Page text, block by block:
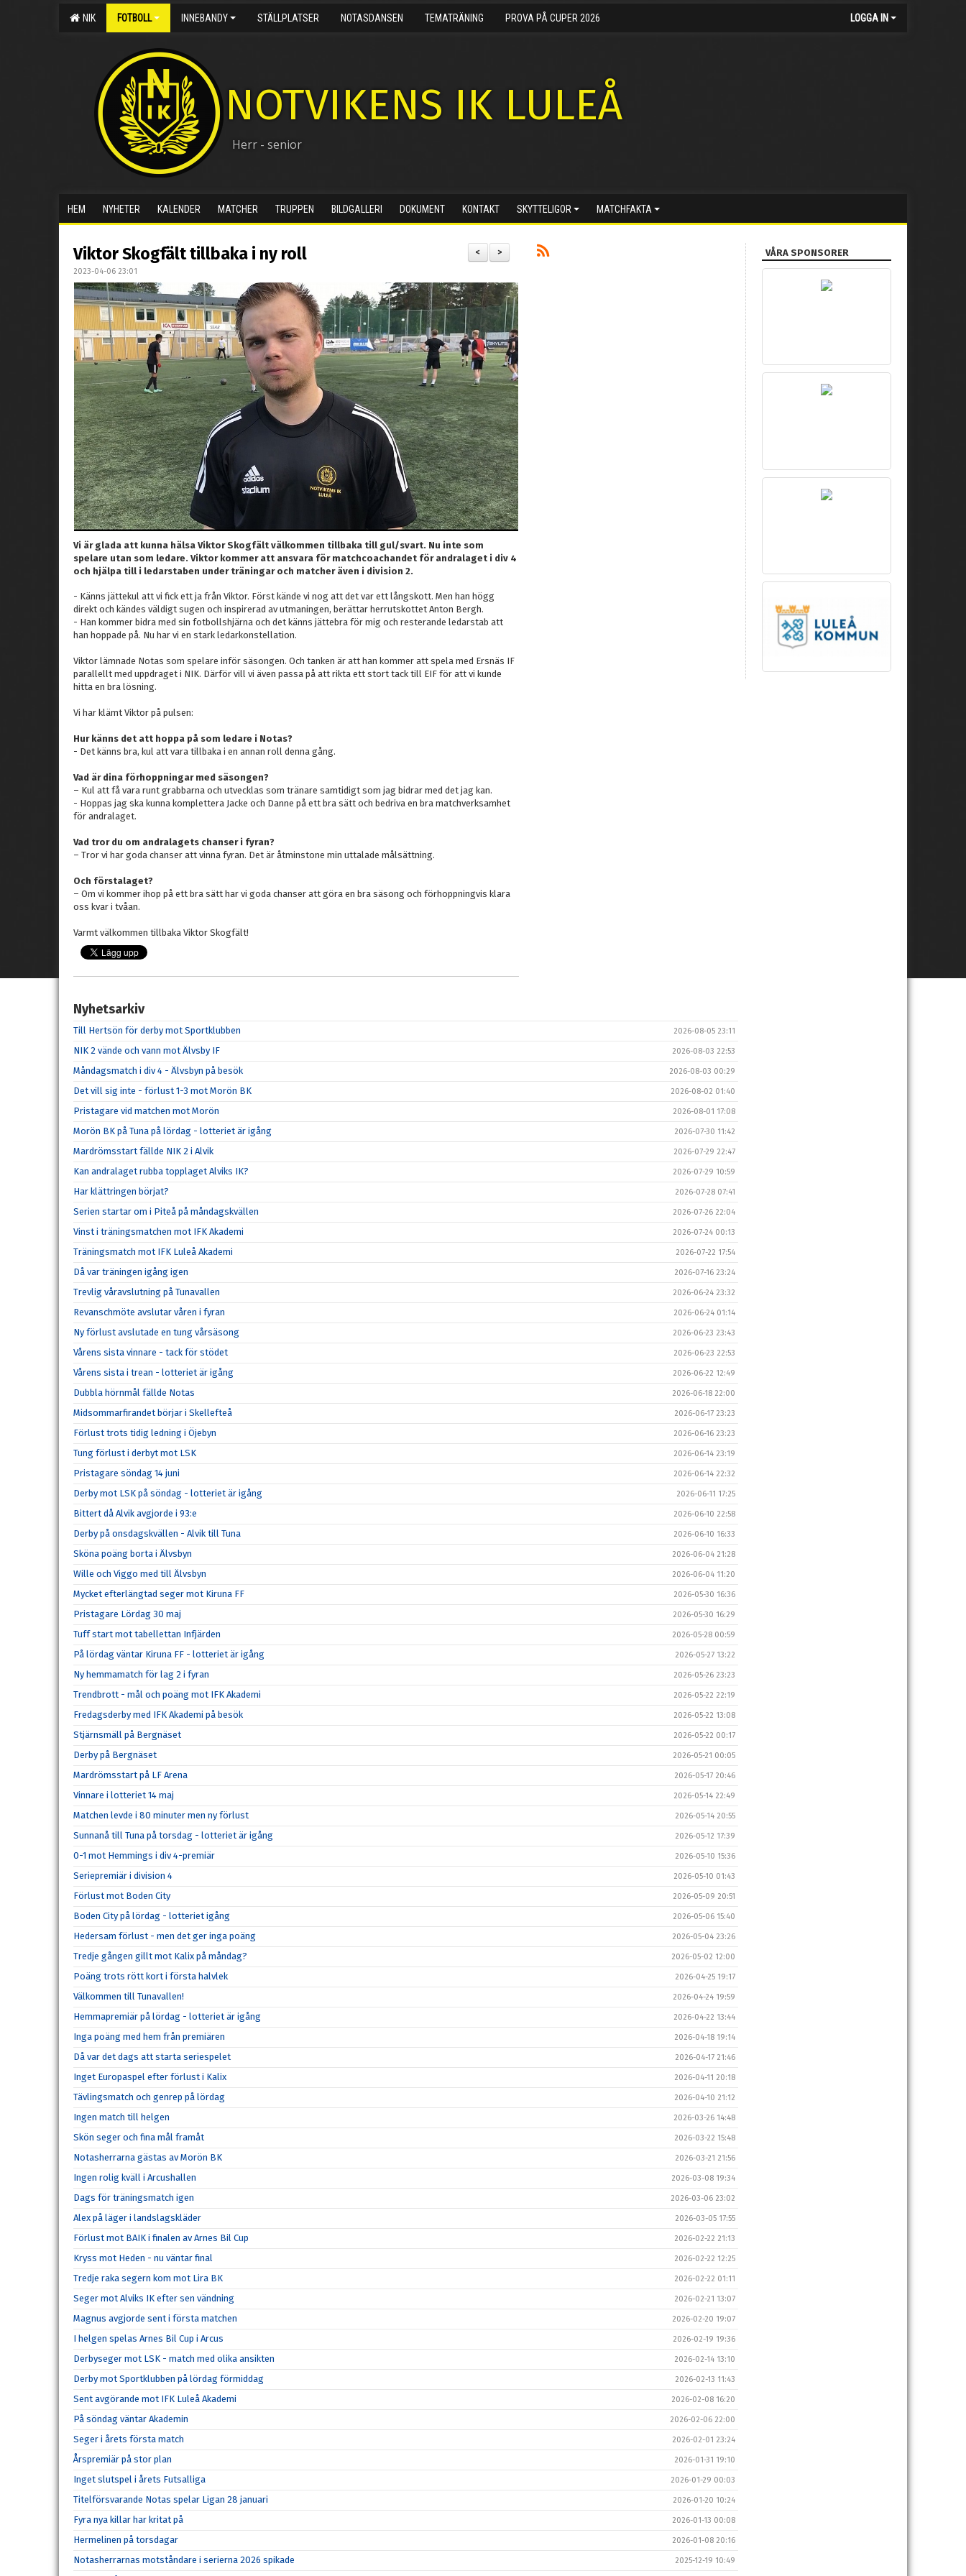
NIK FOTBOLL INNEBANDY STÄLLPLATSER NOTASDANSEN TEMATRÄNING PROVA PÅ CUPER 2026 LOGGA IN
NOTVIKENS IK LULEÅ
Herr - senior
HEM NYHETER KALENDER MATCHER TRUPPEN BILDGALLERI DOKUMENT KONTAKT SKYTTELIGOR MATCHFAKTA
>
<
Viktor Skogfält tillbaka i ny roll
2023-04-06 23:01
Vi är glada att kunna hälsa Viktor Skogfält välkommen tillbaka till gul/svart. Nu inte som
spelare utan som ledare. Viktor kommer att ansvara för matchcoachandet för andralaget i div 4
och hjälpa till i ledarstaben under träningar och matcher även i division 2.
- Känns jättekul att vi fick ett ja från Viktor. Först kände vi nog att det var ett långskott. Men han högg
direkt och kändes väldigt sugen och inspirerad av utmaningen, berättar herrutskottet Anton Bergh.
- Han kommer bidra med sin fotbollshjärna och det känns jättebra för mig och resterande ledarstab att
han hoppade på. Nu har vi en stark ledarkonstellation.
Viktor lämnade Notas som spelare inför säsongen. Och tanken är att han kommer att spela med Ersnäs IF
parallellt med uppdraget i NIK. Därför vill vi även passa på att rikta ett stort tack till EIF för att vi kunde
hitta en bra lösning.
Vi har klämt Viktor på pulsen:
Hur känns det att hoppa på som ledare i Notas?
- Det känns bra, kul att vara tillbaka i en annan roll denna gång.
Vad är dina förhoppningar med säsongen?
– Kul att få vara runt grabbarna och utvecklas som tränare samtidigt som jag bidrar med det jag kan.
- Hoppas jag ska kunna komplettera Jacke och Danne på ett bra sätt och bedriva en bra matchverksamhet
för andralaget.
Vad tror du om andralagets chanser i fyran?
– Tror vi har goda chanser att vinna fyran. Det är åtminstone min uttalade målsättning.
Och förstalaget?
– Om vi kommer ihop på ett bra sätt har vi goda chanser att göra en bra säsong och förhoppningvis klara
oss kvar i tvåan.
Varmt välkommen tillbaka Viktor Skogfält!
Nyhetsarkiv
Till Hertsön för derby mot Sportklubben 2026-08-05 23:11
NIK 2 vände och vann mot Älvsby IF 2026-08-03 22:53
Måndagsmatch i div 4 - Älvsbyn på besök 2026-08-03 00:29
Det vill sig inte - förlust 1-3 mot Morön BK 2026-08-02 01:40
Pristagare vid matchen mot Morön 2026-08-01 17:08
Morön BK på Tuna på lördag - lotteriet är igång 2026-07-30 11:42
Mardrömsstart fällde NIK 2 i Alvik 2026-07-29 22:47
Kan andralaget rubba topplaget Alviks IK? 2026-07-29 10:59
Har klättringen börjat? 2026-07-28 07:41
Serien startar om i Piteå på måndagskvällen 2026-07-26 22:04
Vinst i träningsmatchen mot IFK Akademi 2026-07-24 00:13
Träningsmatch mot IFK Luleå Akademi 2026-07-22 17:54
Då var träningen igång igen 2026-07-16 23:24
Trevlig våravslutning på Tunavallen 2026-06-24 23:32
Revanschmöte avslutar våren i fyran 2026-06-24 01:14
Ny förlust avslutade en tung vårsäsong 2026-06-23 23:43
Vårens sista vinnare - tack för stödet 2026-06-23 22:53
Vårens sista i trean - lotteriet är igång 2026-06-22 12:49
Dubbla hörnmål fällde Notas 2026-06-18 22:00
Midsommarfirandet börjar i Skellefteå 2026-06-17 23:23
Förlust trots tidig ledning i Öjebyn 2026-06-16 23:23
Tung förlust i derbyt mot LSK 2026-06-14 23:19
Pristagare söndag 14 juni 2026-06-14 22:32
Derby mot LSK på söndag - lotteriet är igång 2026-06-11 17:25
Bittert då Alvik avgjorde i 93:e 2026-06-10 22:58
Derby på onsdagskvällen - Alvik till Tuna 2026-06-10 16:33
Sköna poäng borta i Älvsbyn 2026-06-04 21:28
Wille och Viggo med till Älvsbyn 2026-06-04 11:20
Mycket efterlängtad seger mot Kiruna FF 2026-05-30 16:36
Pristagare Lördag 30 maj 2026-05-30 16:29
Tuff start mot tabellettan Infjärden 2026-05-28 00:59
På lördag väntar Kiruna FF - lotteriet är igång 2026-05-27 13:22
Ny hemmamatch för lag 2 i fyran 2026-05-26 23:23
Trendbrott - mål och poäng mot IFK Akademi 2026-05-22 22:19
Fredagsderby med IFK Akademi på besök 2026-05-22 13:08
Stjärnsmäll på Bergnäset 2026-05-22 00:17
Derby på Bergnäset 2026-05-21 00:05
Mardrömsstart på LF Arena 2026-05-17 20:46
Vinnare i lotteriet 14 maj 2026-05-14 22:49
Matchen levde i 80 minuter men ny förlust 2026-05-14 20:55
Sunnanå till Tuna på torsdag - lotteriet är igång 2026-05-12 17:39
0-1 mot Hemmings i div 4-premiär 2026-05-10 15:36
Seriepremiär i division 4 2026-05-10 01:43
Förlust mot Boden City 2026-05-09 20:51
Boden City på lördag - lotteriet igång 2026-05-06 15:40
Hedersam förlust - men det ger inga poäng 2026-05-04 23:26
Tredje gången gillt mot Kalix på måndag? 2026-05-02 12:00
Poäng trots rött kort i första halvlek 2026-04-25 19:17
Välkommen till Tunavallen! 2026-04-24 19:59
Hemmapremiär på lördag - lotteriet är igång 2026-04-22 13:44
Inga poäng med hem från premiären 2026-04-18 19:14
Då var det dags att starta seriespelet 2026-04-17 21:46
Inget Europaspel efter förlust i Kalix 2026-04-11 20:18
Tävlingsmatch och genrep på lördag 2026-04-10 21:12
Ingen match till helgen 2026-03-26 14:48
Skön seger och fina mål framåt 2026-03-22 15:48
Notasherrarna gästas av Morön BK 2026-03-21 21:56
Ingen rolig kväll i Arcushallen 2026-03-08 19:34
Dags för träningsmatch igen 2026-03-06 23:02
Alex på läger i landslagskläder 2026-03-05 17:55
Förlust mot BAIK i finalen av Arnes Bil Cup 2026-02-22 21:13
Kryss mot Heden - nu väntar final 2026-02-22 12:25
Tredje raka segern kom mot Lira BK 2026-02-22 01:11
Seger mot Alviks IK efter sen vändning 2026-02-21 13:07
Magnus avgjorde sent i första matchen 2026-02-20 19:07
I helgen spelas Arnes Bil Cup i Arcus 2026-02-19 19:36
Derbyseger mot LSK - match med olika ansikten 2026-02-14 13:10
Derby mot Sportklubben på lördag förmiddag 2026-02-13 11:43
Sent avgörande mot IFK Luleå Akademi 2026-02-08 16:20
På söndag väntar Akademin 2026-02-06 22:00
Seger i årets första match 2026-02-01 23:24
Årspremiär på stor plan 2026-01-31 19:10
Inget slutspel i årets Futsalliga 2026-01-29 00:03
Titelförsvarande Notas spelar Ligan 28 januari 2026-01-20 10:24
Fyra nya killar har kritat på 2026-01-13 00:08
Hermelinen på torsdagar 2026-01-08 20:16
Notasherrarnas motståndare i serierna 2026 spikade 2025-12-19 10:49
VÅRA SPONSORER